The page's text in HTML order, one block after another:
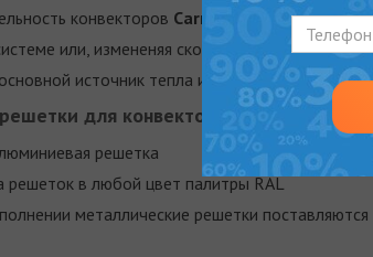
конвекторов Carrera MV Black 65в
или, измененяя скорость протока
источник тепла или как
для конвекторов Carrera MV
решетка
решеток в любой цвет палитры RAL
металлические решетки поставляются